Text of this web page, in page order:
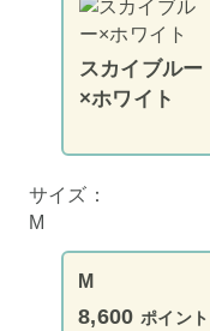
スカイブルー
×ホワイト
サイズ：
M
M
8,600 ポイント